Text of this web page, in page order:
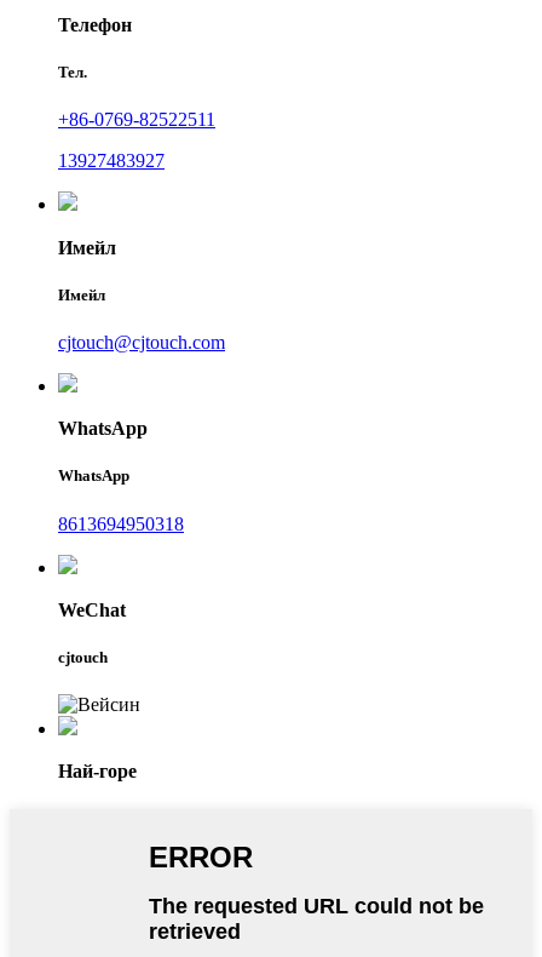
Телефон
Тел.
+86-0769-82522511
13927483927
Имейл
Имейл
cjtouch@cjtouch.com
WhatsApp
WhatsApp
8613694950318
WeChat
cjtouch
Най-горе